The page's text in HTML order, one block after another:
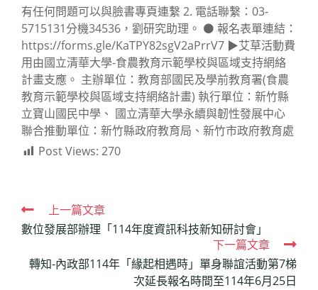
有任何問題可以與臉書專頁連繫 2. 電話聯繫：03-
5715131分機34536，劉研究助理。 ⚫ 報名表單連結：
https://forms.gle/KaTPY82sgV2aPrrV7 ▶艾草活動費
用由國立清華大學-食農教育示範學校與區域支持網絡
計畫支應。 主辦單位：教育部國民及學前教育署(食農
教育示範學校與區域支持網絡計畫) 執行單位：新竹縣
立寶山國民中學、 國立清華大學永續與韌性發展中心
聯合推動單位：新竹縣政府教育局、新竹市政府教育處
Post Views: 270
Read
more
articles
上一篇文章
數位發展部辦理「114年度資訊科技新知研討會」
下一篇文章
轉知-內政部114年「緣起相遇時」單身聯誼活動第7梯
次延長報名時間至114年6月25日